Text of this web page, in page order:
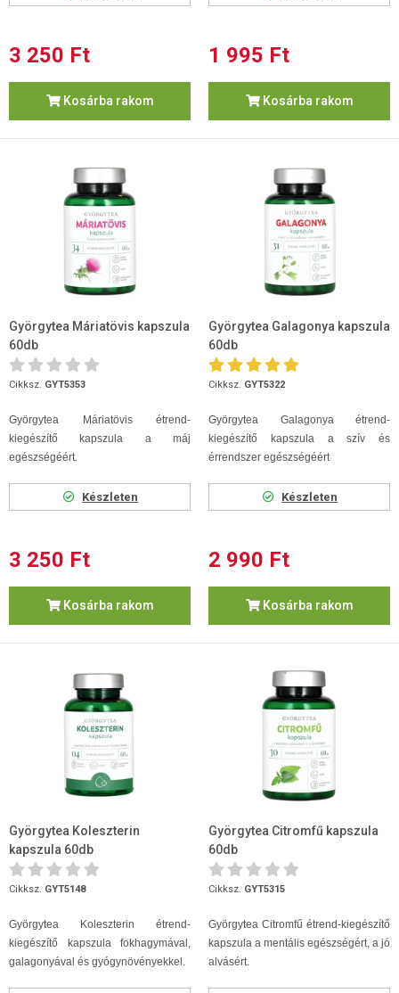
3 250 Ft
Kosárba rakom
1 995 Ft
Kosárba rakom
Györgytea Máriatövis kapszula
60db
Cikksz. GYT5353
Györgytea Máriatövis étrend-
kiegészítő kapszula a máj
egészségéért.
Készleten
3 250 Ft
Kosárba rakom
Györgytea Galagonya kapszula
60db
Cikksz. GYT5322
Györgytea Galagonya étrend-
kiegészítő kapszula a szív és
érrendszer egészségéért
Készleten
2 990 Ft
Kosárba rakom
Györgytea Koleszterin
kapszula 60db
Cikksz. GYT5148
Györgytea Koleszterin étrend-
kiegészítő kapszula fokhagymával,
galagonyával és gyógynövényekkel.
Györgytea Citromfű kapszula
60db
Cikksz. GYT5315
Györgytea Citromfű étrend-kiegészítő
kapszula a mentális egészségért, a jó
alvásért.